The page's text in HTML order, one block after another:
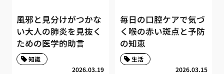
風邪と見分けがつかな
い大人の肺炎を見抜く
ための医学的助言
2026.03.19
知識
毎日の口腔ケアで気づ
く喉の赤い斑点と予防
の知恵
2026.03.15
生活